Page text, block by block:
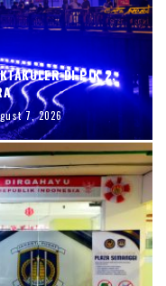
DI PIK 2,
7, 2026